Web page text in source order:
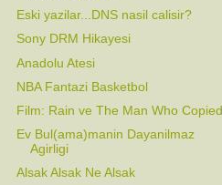
Eski yazilar...DNS nasil calisir?
Sony DRM Hikayesi
Anadolu Atesi
NBA Fantazi Basketbol
Film: Rain ve The Man Who Copied
Ev Bul(ama)manin Dayanilmaz
Agirligi
Alsak Alsak Ne Alsak